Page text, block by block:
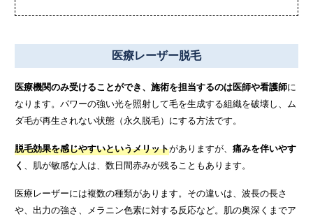
医療レーザー脱毛
医療機関のみ受けることができ、施術を担当するのは医師や看護師に
なります。パワーの強い光を照射して毛を生成する組織を破壊し、ム
ダ毛が再生されない状態（永久脱毛）にする方法です。
脱毛効果を感じやすいというメリットがありますが、 痛みを伴いやす
く 、肌が敏感な人は、数日間赤みが残ることもあります。
医療レーザーには複数の種類があります。その違いは、波長の長さ
や、出力の強さ、メラニン色素に対する反応など。肌の奥深くまでア